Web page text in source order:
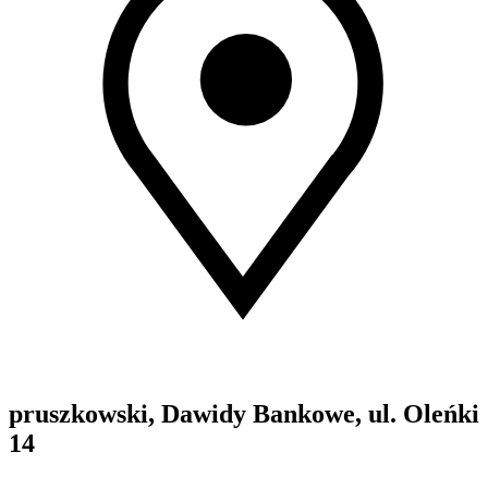
pruszkowski, Dawidy Bankowe, ul. Oleńki
14